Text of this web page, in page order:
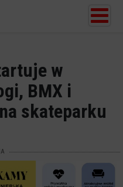
w
BMX i
skateparku